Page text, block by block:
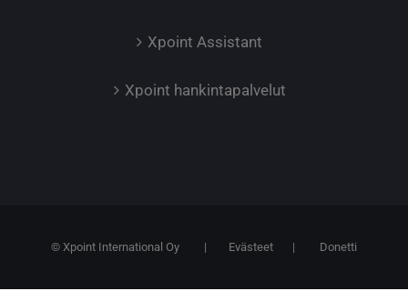
Xpoint Assistant
Xpoint hankintapalvelut
© Xpoint International Oy | Evästeet | Donetti